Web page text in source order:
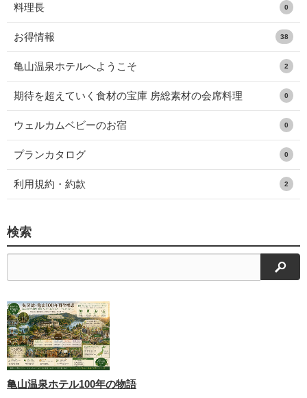
料理長 0
お得情報 38
亀山温泉ホテルへようこそ 2
期待を超えていく食材の宝庫 房総素材の会席料理 0
ウェルカムベビーのお宿 0
プランカタログ 0
利用規約・約款 2
検索
検索
亀山温泉ホテル100年の物語